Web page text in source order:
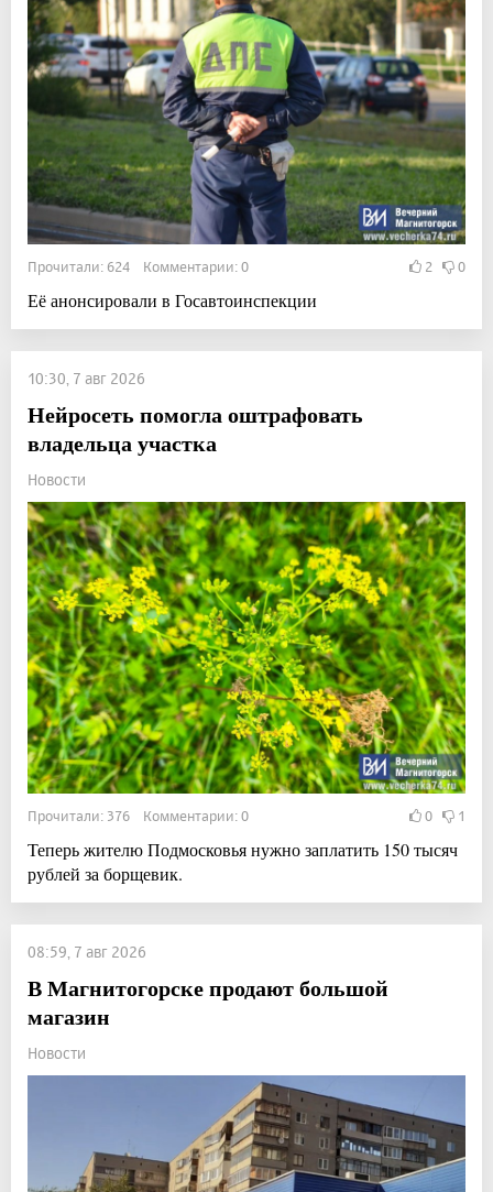
Прочитали: 624 Комментарии: 0 2 0
Её анонсировали в Госавтоинспекции
10:30, 7 авг 2026
Нейросеть помогла оштрафовать
владельца участка
Новости
Прочитали: 376 Комментарии: 0 0 1
Теперь жителю Подмосковья нужно заплатить 150 тысяч
рублей за борщевик.
08:59, 7 авг 2026
В Магнитогорске продают большой
магазин
Новости